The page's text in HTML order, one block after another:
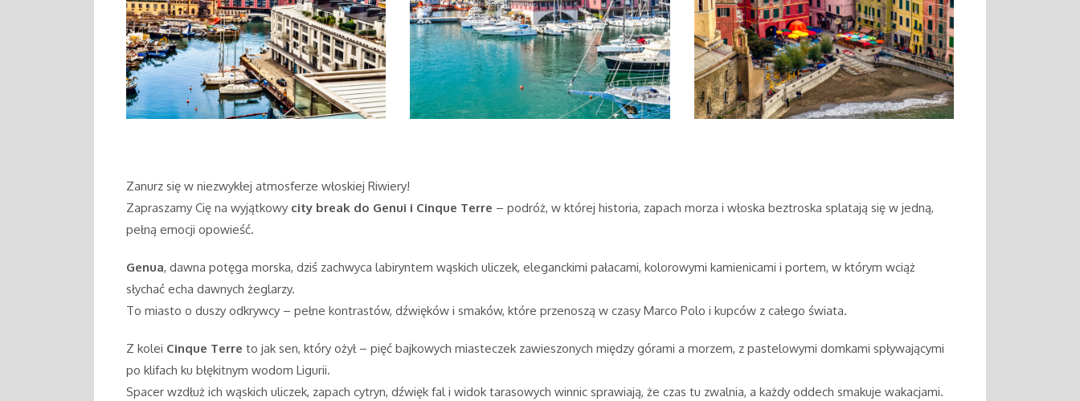
Zanurz się w niezwykłej atmosferze włoskiej Riwiery!
Zapraszamy Cię na wyjątkowy city break do Genui i Cinque Terre – podróż, w której historia, zapach morza i włoska beztroska splatają się w jedną,
pełną emocji opowieść.
Genua, dawna potęga morska, dziś zachwyca labiryntem wąskich uliczek, eleganckimi pałacami, kolorowymi kamienicami i portem, w którym wciąż
słychać echa dawnych żeglarzy.
To miasto o duszy odkrywcy – pełne kontrastów, dźwięków i smaków, które przenoszą w czasy Marco Polo i kupców z całego świata.
Z kolei Cinque Terre to jak sen, który ożył – pięć bajkowych miasteczek zawieszonych między górami a morzem, z pastelowymi domkami spływającymi
po klifach ku błękitnym wodom Ligurii.
Spacer wzdłuż ich wąskich uliczek, zapach cytryn, dźwięk fal i widok tarasowych winnic sprawiają, że czas tu zwalnia, a każdy oddech smakuje wakacjami.